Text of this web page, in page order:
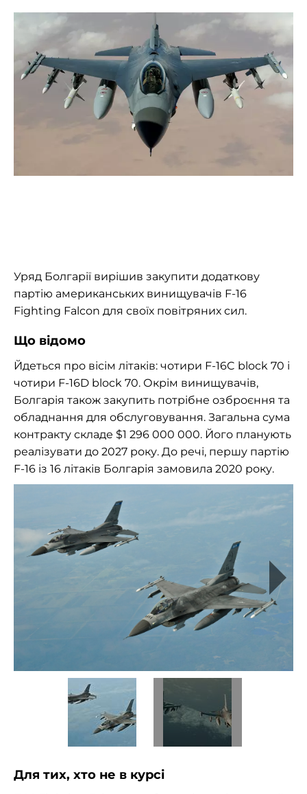
Уряд Болгарії вирішив закупити додаткову
партію американських винищувачів F-16
Fighting Falcon для своїх повітряних сил.
Що відомо
Йдеться про вісім літаків: чотири F-16C block 70 і
чотири F-16D block 70. Окрім винищувачів,
Болгарія також закупить потрібне озброєння та
обладнання для обслуговування. Загальна сума
контракту складе $1 296 000 000. Його планують
реалізувати до 2027 року. До речі, першу партію
F-16 із 16 літаків Болгарія замовила 2020 року.
Для тих, хто не в курсі